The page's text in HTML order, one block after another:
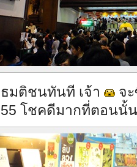
มติชนทันที เจ้า
จ
โชคดีมากที่ตอน